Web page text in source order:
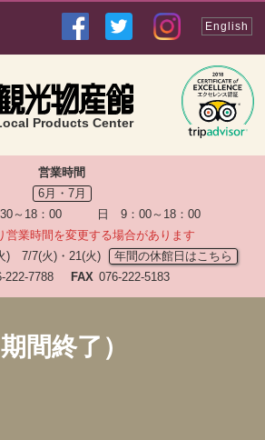
Products Center
English
営業時間
6月・7月
30～18：00 日 9：00～18：00
営業時間を変更する場合があります
) 7/7(火)・21(火)
年間の休館日はこちら
222-7788 FAX 076-222-5183
間終了）